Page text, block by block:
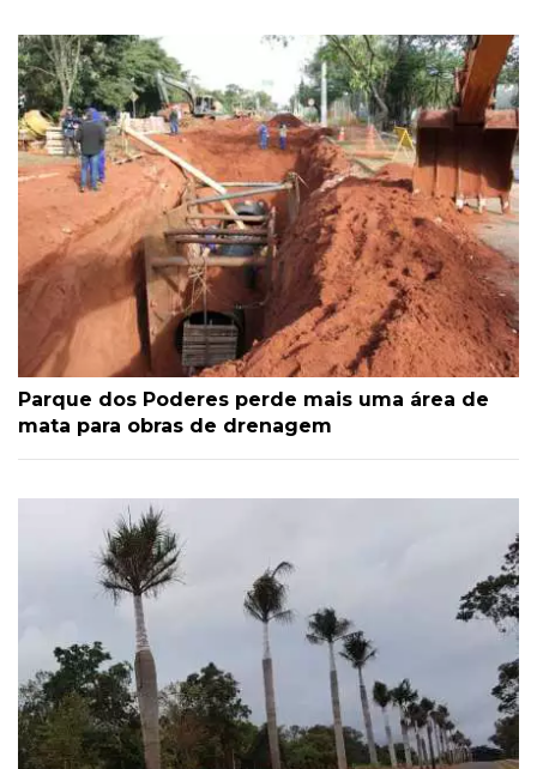
Parque dos Poderes perde mais uma área de
mata para obras de drenagem